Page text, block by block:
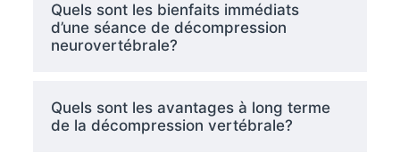
Quels sont les bienfaits immédiats
d’une séance de décompression
neurovertébrale?
Quels sont les avantages à long terme
de la décompression vertébrale?